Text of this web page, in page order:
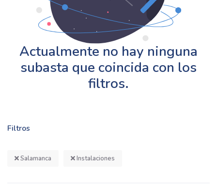
Filtros
Salamanca Instalaciones
Actualmente no hay ninguna
subasta que coincida con los
filtros.